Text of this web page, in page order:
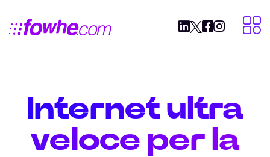
Internet ultra
veloce per la